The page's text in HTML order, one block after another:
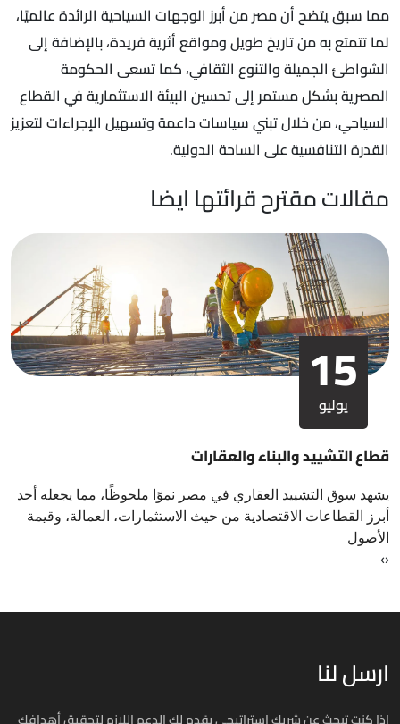
مما سبق يتضح أن مصر من أبرز الوجهات السياحية الرائدة عالميًا،
لما تتمتع به من تاريخ طويل ومواقع أثرية فريدة، بالإضافة إلى
الشواطئ الجميلة والتنوع الثقافي، كما تسعى الحكومة
المصرية بشكل مستمر إلى تحسين البيئة الاستثمارية في القطاع
السياحي، من خلال تبني سياسات داعمة وتسهيل الإجراءات لتعزيز
القدرة التنافسية على الساحة الدولية.
مقالات مقترح قرائتها ايضا
15
يوليو
قطاع التشييد والبناء والعقارات
يشهد سوق التشييد العقاري في مصر نموًا ملحوظًا، مما يجعله أحد
أبرز القطاعات الاقتصادية من حيث الاستثمارات، العمالة، وقيمة
الأصول
‹
›
ارسل لنا
إذا كنت تبحث عن شريك استراتيجي يقدم لك الدعم اللازم لتحقيق أهدافك